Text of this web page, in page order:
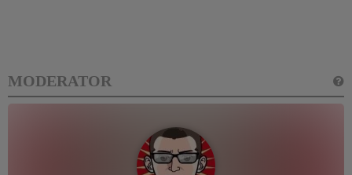
MODERATOR